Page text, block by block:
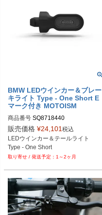
BMW LEDウインカー＆ブレー
キライト Type - One Short E
マーク付き MOTOISM
商品番号
販売価格 ¥24,101 税込
LEDウインカー＆テールライト
Type - One Short
1～2ヶ月